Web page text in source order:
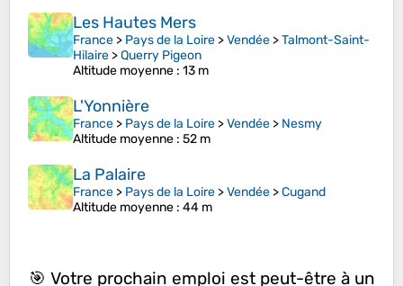
Les Hautes Mers
France > Pays de la Loire >Vendée >Talmont-Saint-
Hilaire >Querry Pigeon
Altitude moyenne : 13 m
L'Yonnière
France > Pays de la Loire >Vendée > Nesmy
Altitude moyenne : 52 m
La Palaire
France > Pays de la Loire >Vendée >Cugand
Altitude moyenne : 44 m
🎯 Votre prochain emploi est peut-être à un